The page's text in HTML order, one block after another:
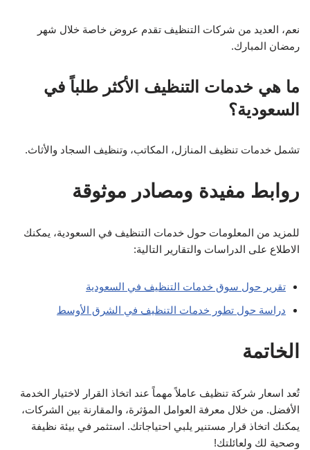
نعم، العديد من شركات التنظيف تقدم عروض خاصة خلال شهر
رمضان المبارك.
ما هي خدمات التنظيف الأكثر طلباً في
السعودية؟
تشمل خدمات تنظيف المنازل، المكاتب، وتنظيف السجاد والأثاث.
روابط مفيدة ومصادر موثوقة
للمزيد من المعلومات حول خدمات التنظيف في السعودية، يمكنك
الاطلاع على الدراسات والتقارير التالية:
تقرير حول سوق خدمات التنظيف في السعودية
دراسة حول تطور خدمات التنظيف في الشرق الأوسط
الخاتمة
تُعد اسعار شركة تنظيف عاملاً مهماً عند اتخاذ القرار لاختيار الخدمة
الأفضل. من خلال معرفة العوامل المؤثرة، والمقارنة بين الشركات،
يمكنك اتخاذ قرار مستنير يلبي احتياجاتك. استثمر في بيئة نظيفة
وصحية لك ولعائلتك!